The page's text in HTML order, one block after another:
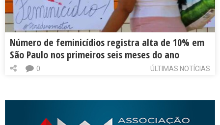
Número de feminicídios registra alta de 10% em
São Paulo nos primeiros seis meses do ano
ÚLTIMAS NOTÍCIAS
0